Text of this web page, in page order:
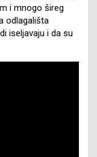
i mnogo šireg
odlagališta
iseljavaju i da su